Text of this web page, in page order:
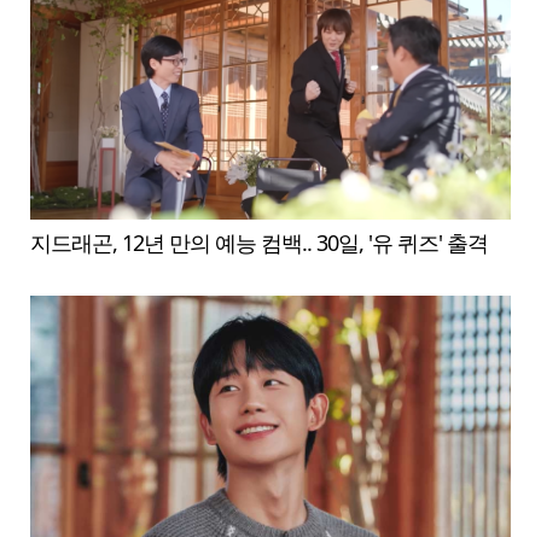
지드래곤, 12년 만의 예능 컴백.. 30일, '유 퀴즈' 출격